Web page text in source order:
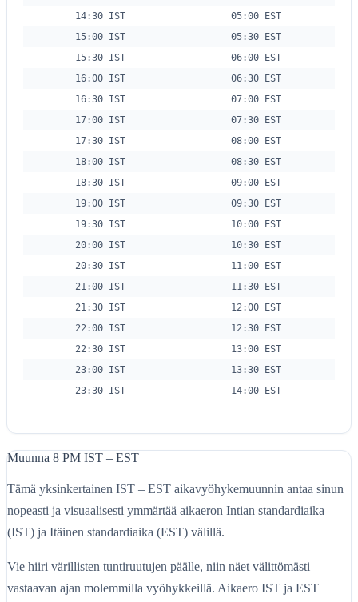
14:30 IST
05:00 EST
15:00 IST
05:30 EST
15:30 IST
06:00 EST
16:00 IST
06:30 EST
16:30 IST
07:00 EST
17:00 IST
07:30 EST
17:30 IST
08:00 EST
18:00 IST
08:30 EST
18:30 IST
09:00 EST
19:00 IST
09:30 EST
19:30 IST
10:00 EST
20:00 IST
10:30 EST
20:30 IST
11:00 EST
21:00 IST
11:30 EST
21:30 IST
12:00 EST
22:00 IST
12:30 EST
22:30 IST
13:00 EST
23:00 IST
13:30 EST
23:30 IST
14:00 EST
Muunna 8 PM IST – EST
Tämä yksinkertainen IST – EST aikavyöhykemuunnin antaa sinun
nopeasti ja visuaalisesti ymmärtää aikaeron Intian standardiaika
(IST) ja Itäinen standardiaika (EST) välillä.
Vie hiiri värillisten tuntiruutujen päälle, niin näet välittömästi
vastaavan ajan molemmilla vyöhykkeillä. Aikaero IST ja EST